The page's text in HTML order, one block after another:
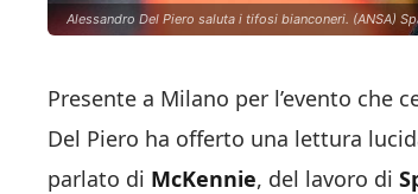
Alessandro Del Piero saluta i tifosi bianconeri. (ANSA)
Presente a Milano per l’evento che
Del Piero ha offerto una lettura
parlato di McKennie, del lavoro di